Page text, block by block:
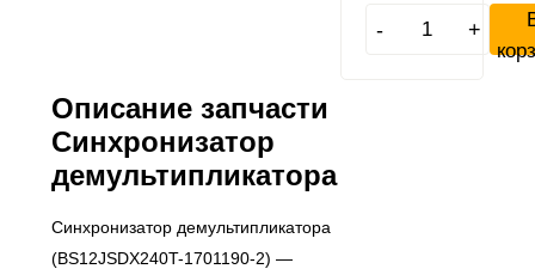
- +
Описание запчасти
Синхронизатор
демультипликатора
Синхронизатор демультипликатора
(BS12JSDX240T-1701190-2) —